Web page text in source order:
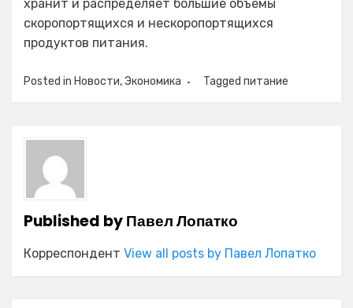
хранит и распределяет большие объемы
скоропортящихся и нескоропортящихся
продуктов питания.
Posted in Новости,Экономика Tagged питание
Published byПавел Лопатко
Корреспондент View all posts by Павел Лопатко